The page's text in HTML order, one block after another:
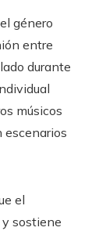
género
entre
durante
músicos
escenarios
el
y sostiene